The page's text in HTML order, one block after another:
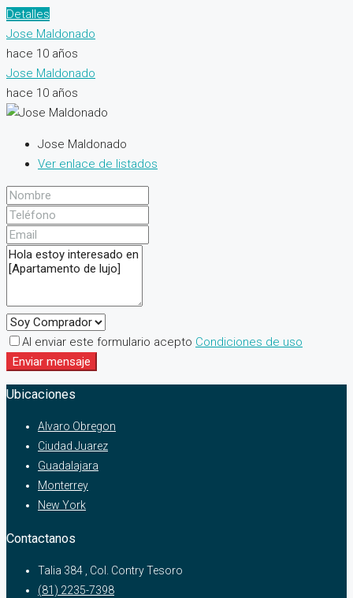
Detalles
Jose Maldonado
hace 10 años
Jose Maldonado
hace 10 años
Jose Maldonado
Ver enlace de listados
Al enviar este formulario acepto Condiciones de uso
Enviar mensaje
Ubicaciones
Alvaro Obregon
Ciudad Juarez
Guadalajara
Monterrey
New York
Contactanos
Talia 384 , Col. Contry Tesoro
(81) 2235-7398